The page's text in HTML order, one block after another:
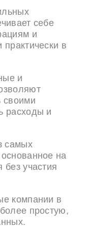
себе
и
в
и
своими
расходы и
самых
на
без участия
компании в
простую,